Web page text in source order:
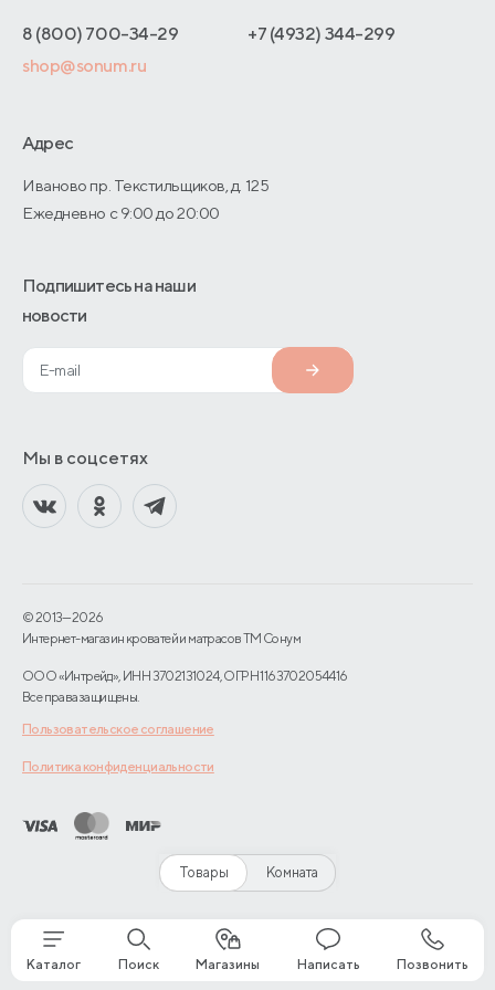
Товары Комната
Адреса магазинов
Договор-оферты
Оптовые продажи
О производстве
8 (800) 700-34-29
+7 (4932) 344-299
shop@sonum.ru
Адрес
Иваново пр. Текстильщиков, д. 125
Ежедневно с 9:00 до 20:00
Подпишитесь на наши
новости
Мы в соцсетях
© 2013—2026
Интернет-магазин кроватей и матрасов TM Сонум
ООО «Интрейд», ИНН 3702131024, ОГРН 1163702054416
Все права защищены.
Пользовательское соглашение
Политика конфиденциальности
Каталог Поиск Магазины Написать Позвонить